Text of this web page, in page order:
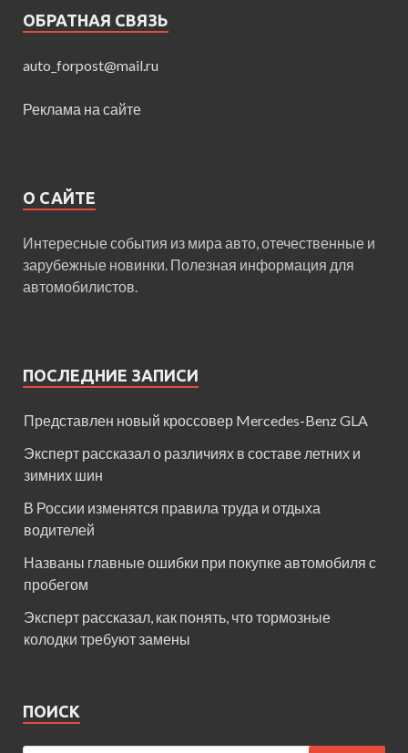
ОБРАТНАЯ СВЯЗЬ
auto_forpost@mail.ru
Реклама на сайте
О САЙТЕ
Интересные события из мира авто, отечественные и
зарубежные новинки. Полезная информация для
автомобилистов.
ПОСЛЕДНИЕ ЗАПИСИ
Представлен новый кроссовер Mercedes-Benz GLA
Эксперт рассказал о различиях в составе летних и
зимних шин
В России изменятся правила труда и отдыха
водителей
Названы главные ошибки при покупке автомобиля с
пробегом
Эксперт рассказал, как понять, что тормозные
колодки требуют замены
ПОИСК